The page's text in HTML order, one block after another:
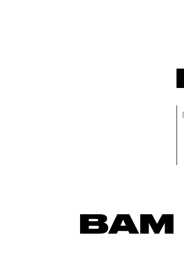
ВАМ